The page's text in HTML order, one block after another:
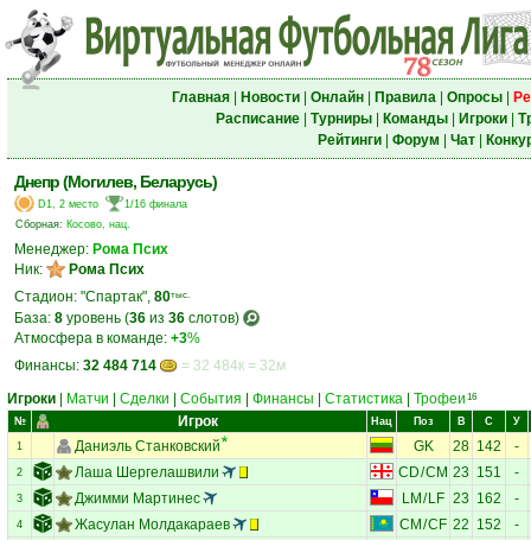
Главная| Новости| Онлайн| Правила| Опросы|
Расписание| Турниры| Команды| Игроки|
Рейтинги| Форум Чат|
Днепр (Могилев, Беларусь)
D1, 2 место
1/16 финала
Сборная: Косово, нац.
Менеджер: Рома Псих
Ник:
Рома Псих
Стадион: "Спартак", 80тыс.
База: 8 уровень (36 из 36 слотов)
Атмосфера в команде: +3%
Финансы: 32 484 714
= 32 484к = 32м
Игроки
Матчи Сделки События Финансы Статистика Трофеи 16
№ Игрок Нац Поз В С У
1 Даниэль Станковский GK 28 142 -
2 Лаша Шергелашвили CD/CM 23 151 -
3 Джимми Мартинес LM / LF 23 162 -
4 Жасулан Молдакараев CM /CF 22 152 -